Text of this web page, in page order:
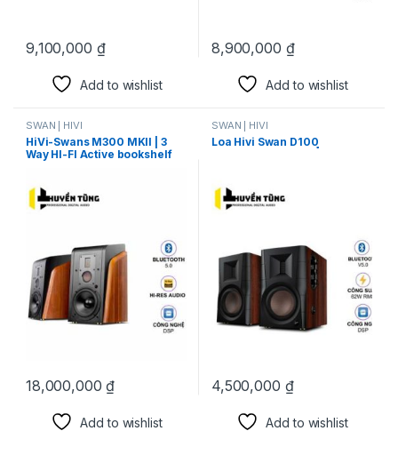
9,100,000 ₫
Add to wishlist
8,900,000 ₫
Add to wishlist
SWAN | HIVI
HiVi-Swans M300 MKII | 3
Way HI-FI Active bookshelf
18,000,000₫
Add to wishlist
SWAN | HIVI
Loa Hivi Swan D100 ̣̣̣̣
4,500,000 ₫
Add to wishlist